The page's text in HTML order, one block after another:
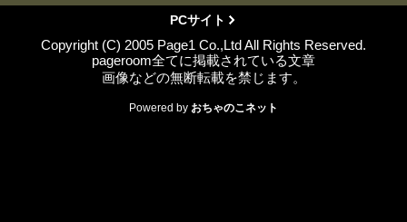
PCサイト
Copyright (C) 2005 Page1 Co.,Ltd All Rights Reserved.
pageroom全てに掲載されている文章
画像などの無断転載を禁じます。
Powered by おちゃのこネット